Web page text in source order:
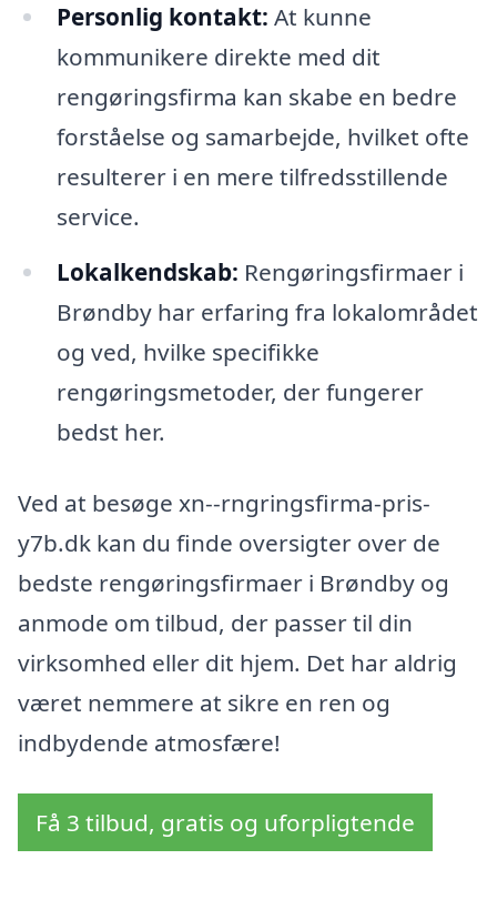
Personlig kontakt: At kunne
kommunikere direkte med dit
rengøringsfirma kan skabe en bedre
forståelse og samarbejde, hvilket ofte
resulterer i en mere tilfredsstillende
service.
Lokalkendskab: Rengøringsfirmaer i
Brøndby har erfaring fra lokalområdet
og ved, hvilke specifikke
rengøringsmetoder, der fungerer
bedst her.
Ved at besøge xn--rngringsfirma-pris-
y7b.dk kan du finde oversigter over de
bedste rengøringsfirmaer i Brøndby og
anmode om tilbud, der passer til din
virksomhed eller dit hjem. Det har aldrig
været nemmere at sikre en ren og
indbydende atmosfære!
Få 3 tilbud, gratis og uforpligtende